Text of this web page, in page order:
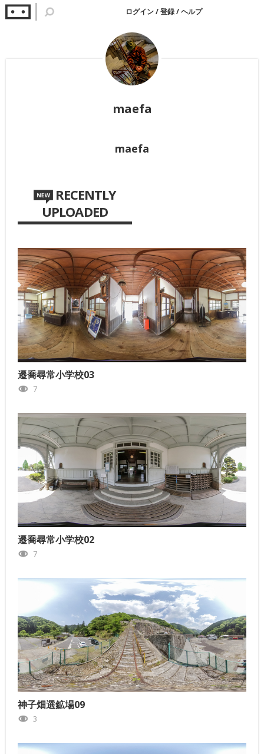
ログイン/登録/ヘルプ
maefa
maefa
RECENTLY
UPLOADED
遷喬尋常小学校03
7
遷喬尋常小学校02
7
神子畑選鉱場09
3